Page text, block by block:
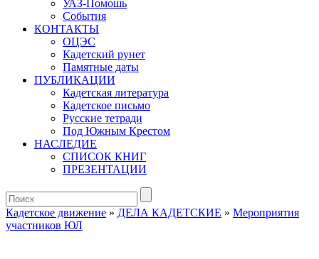
УАЗ-Помошь
События
КОНТАКТЫ
ОЦЭС
Кадетский рунет
Памятные даты
ПУБЛИКАЦИИ
Кадетская литература
Кадетское письмо
Русские тетради
Под Южным Крестом
НАСЛЕДИЕ
СПИСОК КНИГ
ПРЕЗЕНТАЦИИ
Кадетское движение » ДЕЛА КАДЕТСКИЕ » Мероприятия
участников ЮЛ